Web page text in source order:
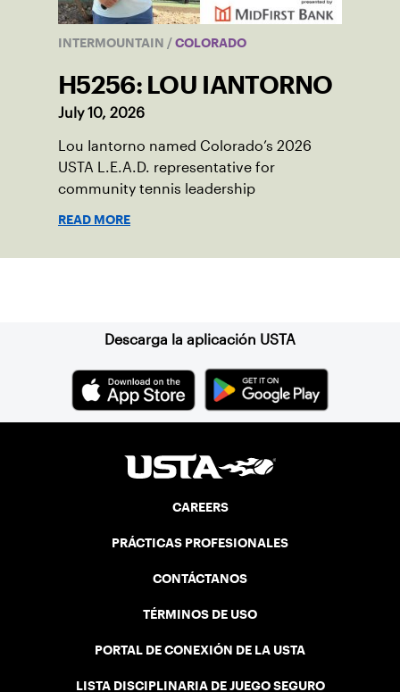
INTERMOUNTAIN / COLORADO
H5256: LOU IANTORNO
July 10, 2026
Lou Iantorno named Colorado’s 2026
USTA L.E.A.D. representative for
community tennis leadership
READ MORE
Descarga la aplicación USTA
CAREERS
PRÁCTICAS PROFESIONALES
CONTÁCTANOS
TÉRMINOS DE USO
PORTAL DE CONEXIÓN DE LA USTA
LISTA DISCIPLINARIA DE JUEGO SEGURO